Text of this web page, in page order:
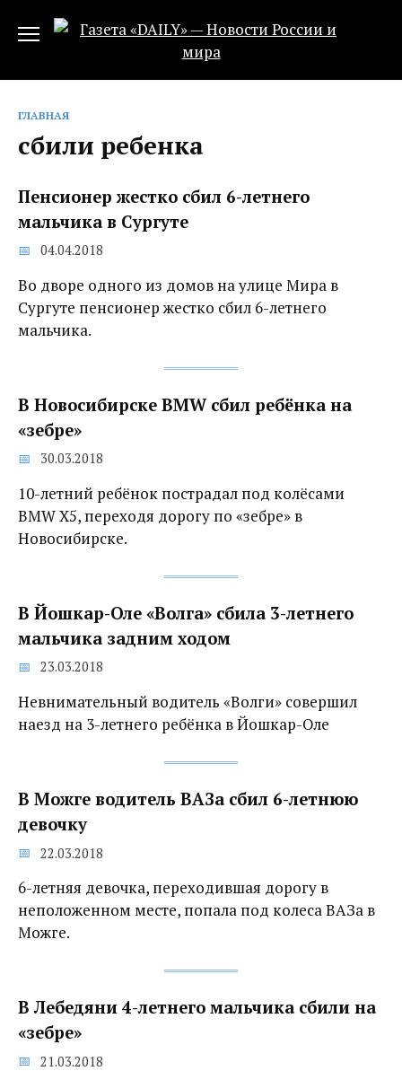
ГЛАВНАЯ
сбили ребенка
Пенсионер жестко сбил 6-летнего
мальчика в Сургуте
04.04.2018
Во дворе одного из домов на улице Мира в
Сургуте пенсионер жестко сбил 6-летнего
мальчика.
В Новосибирске BMW сбил ребёнка на
«зебре»
30.03.2018
10-летний ребёнок пострадал под колёсами
BMW X5, переходя дорогу по «зебре» в
Новосибирске.
В Йошкар-Оле «Волга» сбила 3-летнего
мальчика задним ходом
23.03.2018
Невнимательный водитель «Волги» совершил
наезд на 3-летнего ребёнка в Йошкар-Оле
В Можге водитель ВАЗа сбил 6-летнюю
девочку
22.03.2018
6-летняя девочка, переходившая дорогу в
неположенном месте, попала под колеса ВАЗа в
Можге.
В Лебедяни 4-летнего мальчика сбили на
«зебре»
21.03.2018